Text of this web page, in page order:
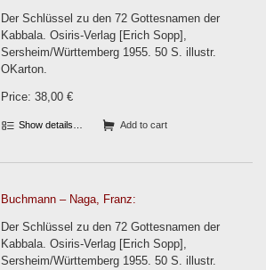
Der Schlüssel zu den 72 Gottesnamen der
Kabbala. Osiris-Verlag [Erich Sopp],
Sersheim/Württemberg 1955. 50 S. illustr.
OKarton.
Price: 38,00 €
Show details… Add to cart
Buchmann – Naga, Franz:
Der Schlüssel zu den 72 Gottesnamen der
Kabbala. Osiris-Verlag [Erich Sopp],
Sersheim/Württemberg 1955. 50 S. illustr.